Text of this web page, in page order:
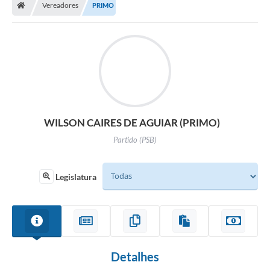
Vereadores PRIMO
WILSON CAIRES DE AGUIAR (PRIMO)
Partido (PSB)
Legislatura
Detalhes